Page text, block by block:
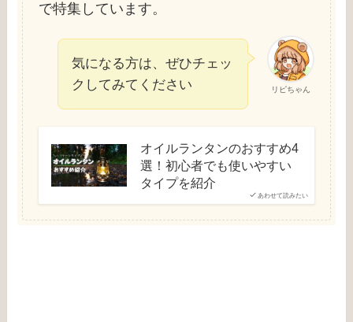
で特集しています。
リピちゃん
気になる方は、ぜひチェッ
クしてみてください
あわせて読みたい
オイルランタンのおすすめ4
選！初心者でも使いやすい
タイプを紹介